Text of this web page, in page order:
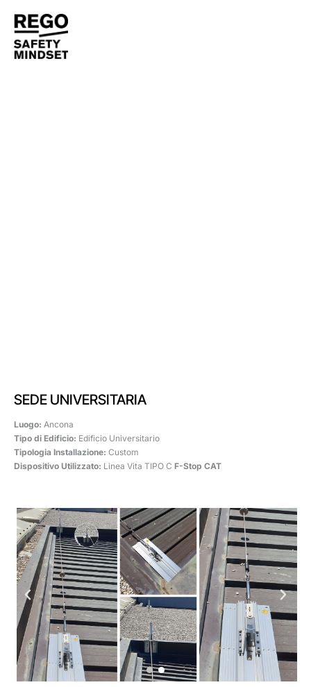
SEDE UNIVERSITARIA
SEDE UNIVERSITARIA
Luogo: Ancona
Tipo di Edificio: Edificio Universitario
Tipologia Installazione: Custom
Dispositivo Utilizzato: Linea Vita TIPO C F-Stop CAT